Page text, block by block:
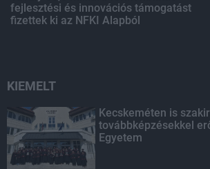
fejlesztési és innovációs támogatást
fizettek ki az NFKI Alapból
KIEMELT
Kecskeméten is
továbbképzésekkel
Egyetem